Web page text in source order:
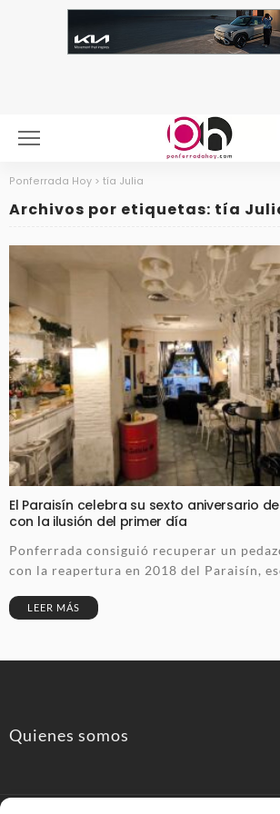
Ponferrada Hoy > tía Julia
Archivos por etiquetas: tía
El Paraisín celebra su sexto aniversario
con la ilusión del primer día
Ponferrada consiguió recuperar un
con la reapertura en 2018 del Paraisín,
LEER MÁS
Quienes somos